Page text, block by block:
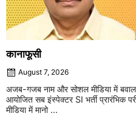
कानाफूसी
August 7, 2026
अजब-गजब नाम और सोशल मीडिया में बवाल
आयोजित सब इंस्पेक्टर SI भर्ती प्रारंभिक
मीडिया में मानो ...